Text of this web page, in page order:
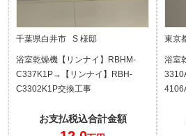
千葉県白井市 S 様邸
浴室乾燥機【リンナイ】RBHM-
C337K1P→【リンナイ】RBH-
C3302K1P交換工事
お支払税込合計金額
東京
浴室